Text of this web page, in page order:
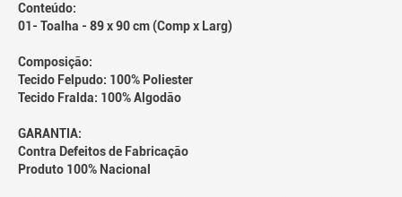
Conteúdo:
01- Toalha - 89 x 90 cm (Comp x Larg)
Composição:
Tecido Felpudo: 100% Poliester
Tecido Fralda: 100% Algodão
GARANTIA:
Contra Defeitos de Fabricação
Produto 100% Nacional